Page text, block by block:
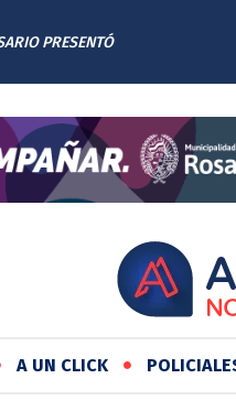
PRESENTÓ
A UN CLICK